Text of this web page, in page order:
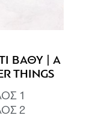
ΒΑΘΥ | A
THINGS
1
2